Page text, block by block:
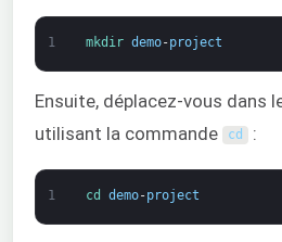
1 mkdir demo-project
Ensuite, déplacez-vous dans
utilisant la commande
cd :
1 cd demo-project